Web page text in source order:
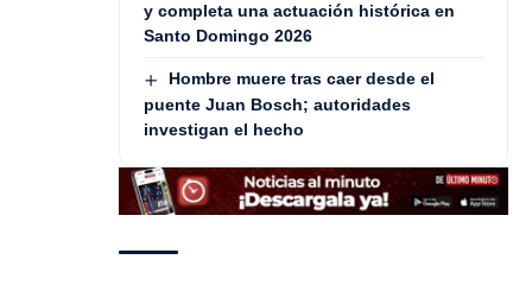
y completa una actuación histórica en
Santo Domingo 2026
Hombre muere tras caer desde el
puente Juan Bosch; autoridades
investigan el hecho